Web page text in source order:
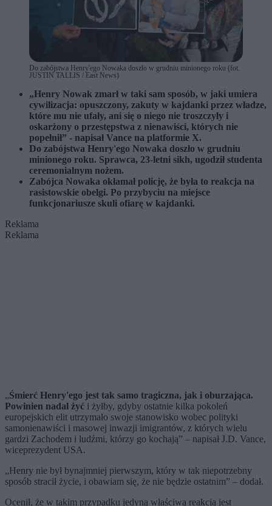
Do zabójstwa Henry'ego Nowaka doszło w grudniu minionego roku (fot.
JUSTIN TALLIS / East News)
„Henry Nowak zmarł w taki sam sposób, w jaki umiera
cywilizacja: opuszczony, zakuty w kajdanki przez władze,
które mu nie ufały, ani się o niego nie troszczyły i
oskarżony o przestępstwa z nienawiści, których nie
popełnił” - napisał Vance na platformie X.
Do zabójstwa Henry'ego Nowaka doszło w grudniu
minionego roku. Sprawca, 23-letni sikh, ugodził studenta
ceremonialnym nożem.
Zabójca Nowaka okłamał policję, że była to reakcja na
rasistowskie obelgi. Po przybyciu na miejsce
funkcjonariusze skuli ofiarę w kajdanki.
Reklama
Reklama
„Śmierć Henry'ego jest tak samo tragiczna, jak i oburzająca.
Powinien nadal żyć i żyłby, gdyby ostatnie kilka pokoleń
europejskich elit utrzymało swoje stanowisko wobec polityki
samonienawiści i masowej inwazji imigrantów, z których wielu
gardzi Zachodem i ludźmi, którzy go kochają” – napisał J.D. Vance,
wiceprezydent USA.
„Henry nie był bynajmniej pierwszym, który w tak niepotrzebny
sposób stracił życie, i obawiam się, że nie będzie ostatnim” – dodał.
Ocenił, że w takim przypadku jedyną właściwą reakcją jest